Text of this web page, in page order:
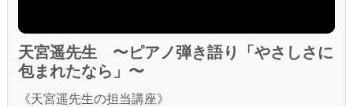
天宮遥先生 〜ピアノ弾き語り「やさしさに
包まれたなら」〜
《天宮遥先生の担当講座》